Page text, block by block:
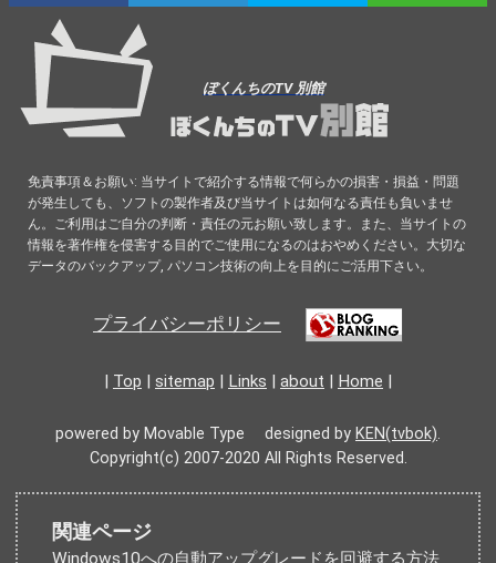
ぼくんちのTV 別館
免責事項＆お願い: 当サイトで紹介する情報で何らかの損害・損益・問題
が発生しても、ソフトの製作者及び当サイトは如何なる責任も負いませ
ん。ご利用はご自分の判断・責任の元お願い致します。また、当サイトの
情報を著作権を侵害する目的でご使用になるのはおやめください。大切な
データのバックアップ, パソコン技術の向上を目的にご活用下さい。
プライバシーポリシー
| Top | sitemap | Links | about | Home |
powered by Movable Type designed by KEN(tvbok)
Copyright(c) 2007-2020 All Rights Reserved.
関連ページ
Windows10への自動アップグレードを回避する方法